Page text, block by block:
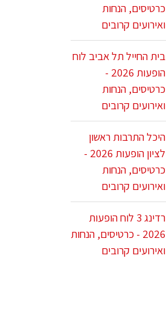
כרטיסים, הנחות
ואירועים קרובים
בית החייל תל אביב לוח
הופעות 2026 -
כרטיסים, הנחות
ואירועים קרובים
היכל התרבות ראשון
לציון הופעות 2026 -
כרטיסים, הנחות
ואירועים קרובים
רדינג 3 לוח הופעות
2026 - כרטיסים, הנחות
ואירועים קרובים